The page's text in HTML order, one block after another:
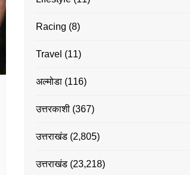
Racing (8)
Travel (11)
अल्मोडा (116)
उत्तरकाशी (367)
उत्तराखंड (2,805)
उत्तराखंड (23,218)